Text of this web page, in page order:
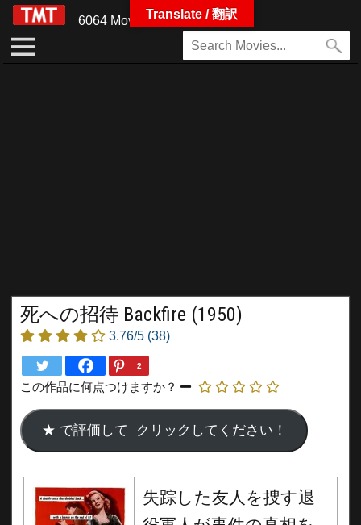
6064 Movies
死への招待 Backfire (1950)
3.76/5 (38)
2
この作品に何点つけますか？
失踪した友人を捜す退
Translate / 翻訳